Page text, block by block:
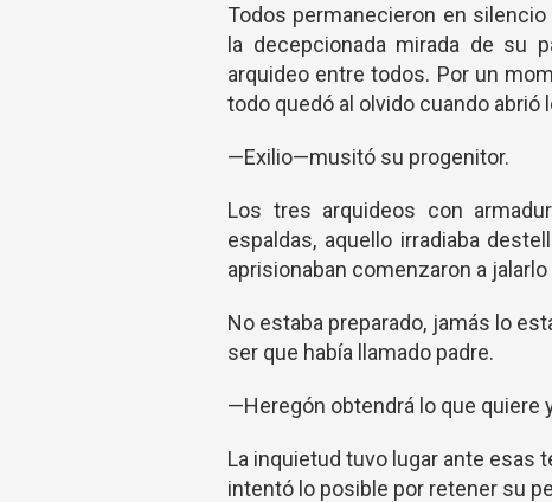
Todos permanecieron en
la decepcionada mirada de su
arquideo entre todos. Por un
todo quedó al olvido cuando abrió
—Exilio—musitó su progenitor.
Los tres arquideos con
espaldas, aquello irradiaba
aprisionaban comenzaron a
No estaba preparado, jamás lo
ser que había llamado padre.
—Heregón obtendrá lo que quiere
La inquietud tuvo lugar ante esas
intentó lo posible por retener su